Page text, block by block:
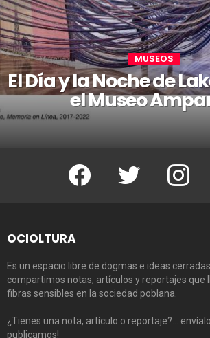
MUSEOS
El Día y la Noche de
el Museo
Facebook Twitter
OCIOLTURA
Es un espacio libre de dogmas e ideas
compartimos notas, artículos y reportajes que
fibras sensibles en la sociedad poblana.
¿Tienes una nota, artículo o reportaje?…
publicamos!